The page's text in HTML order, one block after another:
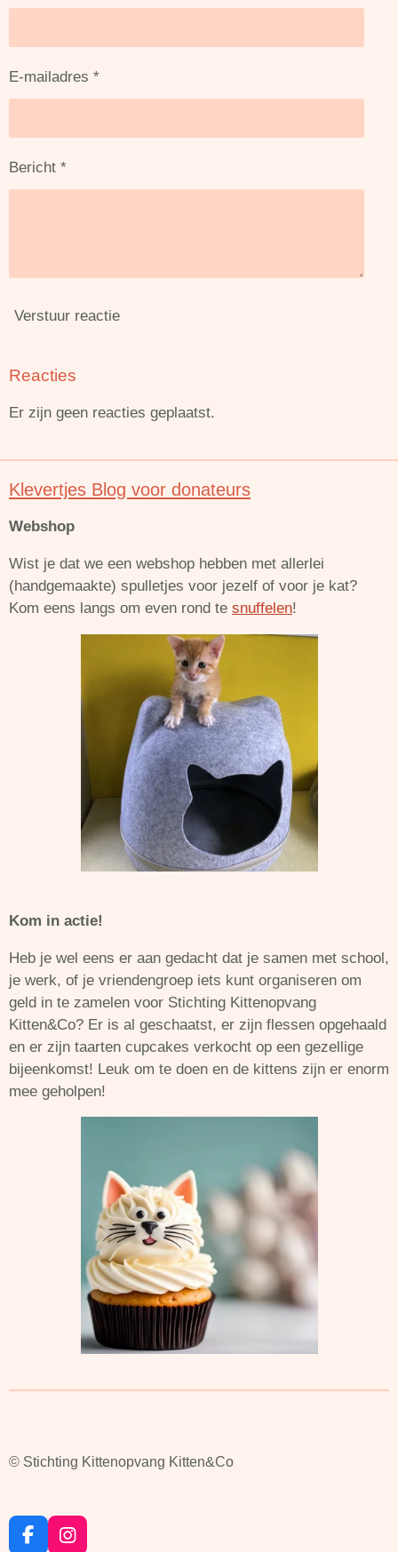
E-mailadres *
Bericht *
Verstuur reactie
Reacties
Er zijn geen reacties geplaatst.
Klevertjes Blog voor donateurs
Webshop
Wist je dat we een webshop hebben met allerlei
(handgemaakte) spulletjes voor jezelf of voor je kat?
Kom eens langs om even rond te snuffelen!
Kom in actie!
Heb je wel eens er aan gedacht dat je samen met school,
je werk, of je vriendengroep iets kunt organiseren om
geld in te zamelen voor Stichting Kittenopvang
Kitten&Co? Er is al geschaatst, er zijn flessen opgehaald
en er zijn taarten cupcakes verkocht op een gezellige
bijeenkomst! Leuk om te doen en de kittens zijn er enorm
mee geholpen!
© Stichting Kittenopvang Kitten&Co
F
I